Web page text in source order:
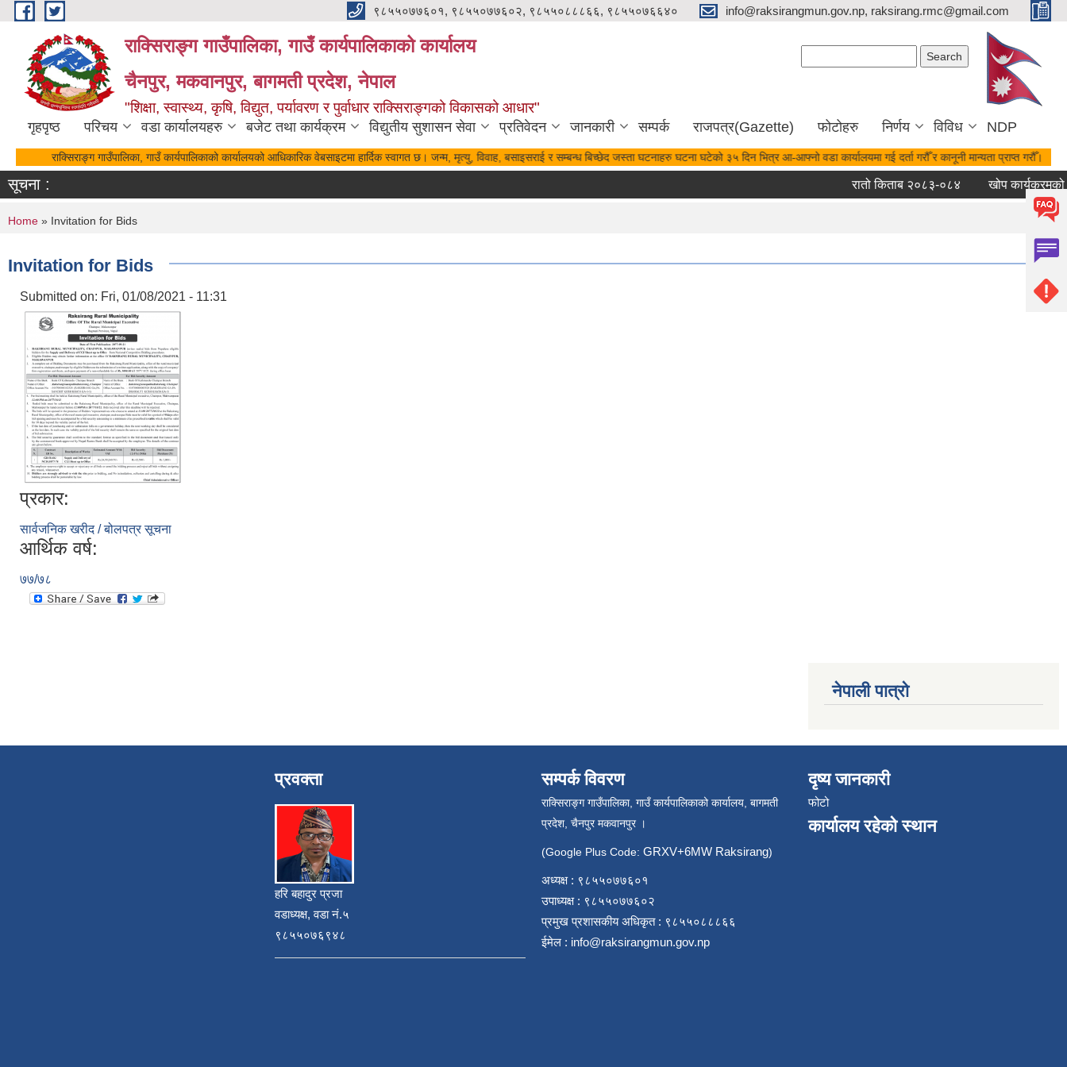
Skip to main content ९८५५०७७६०१, ९८५५०७७६०२, ९८५५०८८८६६, ९८५५०७६६४० info@raksirangmun.gov.np, raksirang.rmc@gmail.com
राक्सिराङ्ग गाउँपालिका, गाउँ कार्यपालिकाको कार्यालय
चैनपुर, मकवानपुर, बागमती प्रदेश, नेपाल
"शिक्षा, स्वास्थ्य, कृषि, विद्युत, पर्यावरण र पुर्वाधार राक्सिराङ्गको विकासको आधार"
गृहपृष्ठ परिचय वडा कार्यालयहरु बजेट तथा कार्यक्रम विद्युतीय सुशासन सेवा प्रतिवेदन जानकारी सम्पर्क राजपत्र(Gazette) फोटोहरु निर्णय विविध NDP
राक्सिराङ्ग गाउँपालिका, गाउँ कार्यपालिकाको कार्यालयको आधिकारिक वेबसाइटमा हार्दिक स्वागत छ। जन्म, मृत्यु, विवाह, बसाइसराई र सम्बन्ध बिच्छेद जस्ता घटनाहरु घटना घटेको ३५ दिन भित्र आ-आफ्नो वडा कार्यालयमा गई दर्ता गरौँ र कानूनी मान्यता प्राप्त गरौँ।
सूचना : रातो किताब २०८३-०८४ खोप कार्यक्रमको
You are here
Home » Invitation for Bids
Invitation for Bids
Submitted on: Fri, 01/08/2021 - 11:31
प्रकार:
सार्वजनिक खरीद / बोलपत्र सूचना
आर्थिक वर्ष:
७७/७८
नेपाली पात्रो
प्रवक्ता
हरि बहादुर प्रजा
वडाध्यक्ष, वडा नं.५
९८५५०७६९४८
सम्पर्क विवरण
राक्सिराङ्ग गाउँपालिका, गाउँ कार्यपालिकाको कार्यालय, बागमती
प्रदेश, चैनपुर मकवानपुर ।
(Google Plus Code: GRXV+6MW Raksirang)
अध्यक्ष : ९८५५०७७६०१
उपाध्यक्ष : ९८५५०७७६०२
प्रमुख प्रशासकीय अधिकृत : ९८५५०८८८६६
ईमेल : info@raksirangmun.gov.np
दृष्य जानकारी
फोटो
कार्यालय रहेको स्थान